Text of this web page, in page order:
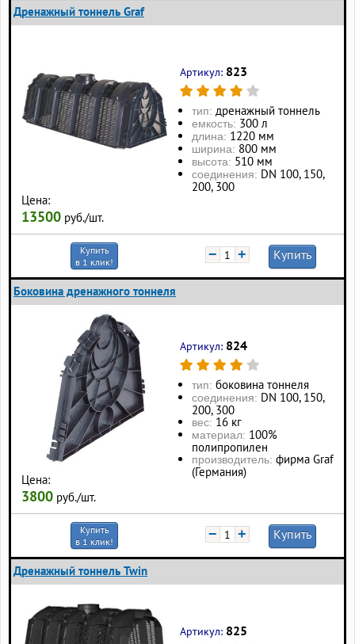
Дренажный тоннель Graf
Цена:
13500 руб./шт.
Артикул: 823
тип: дренажный тоннель
eмкость: 300 л
длина: 1220 мм
ширина: 800 мм
высота: 510 мм
соединения: DN 100, 150,
200, 300
Купить
в 1 клик!
− + Купить
Боковина дренажного тоннеля
Цена:
3800 руб./шт.
Артикул: 824
тип: боковина тоннеля
соединения: DN 100, 150,
200, 300
вес: 16 кг
материал: 100%
полипропилен
производитель: фирма Graf
(Германия)
Купить
в 1 клик!
− + Купить
Дренажный тоннель Twin
Артикул: 825